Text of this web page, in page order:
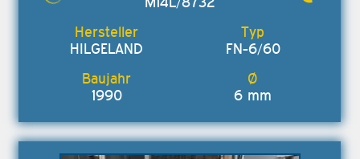
HILGELAND FN-6/60
1990 6 mm